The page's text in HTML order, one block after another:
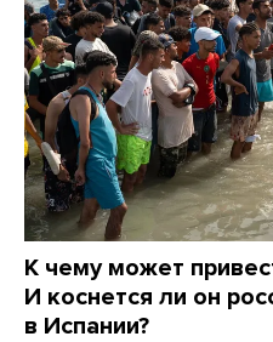
К чему может
И коснется ли он
в Испании?